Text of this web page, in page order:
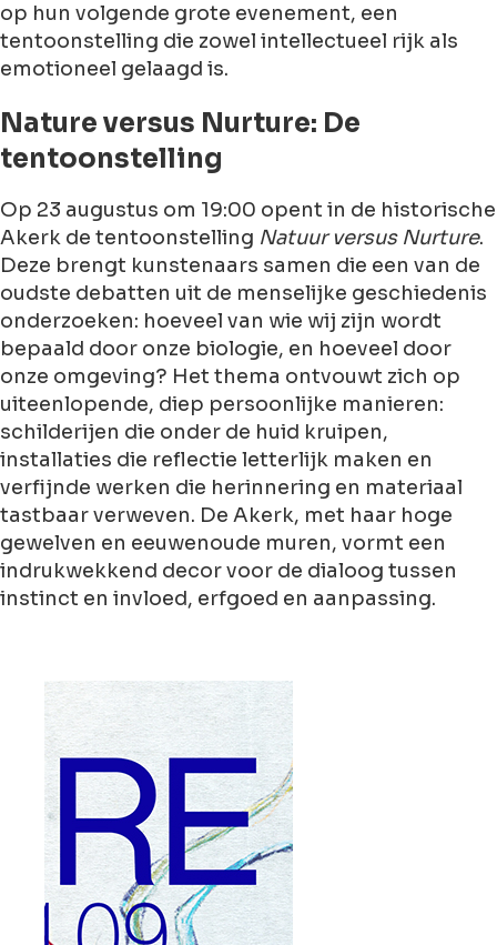
op hun volgende grote evenement, een
tentoonstelling die zowel intellectueel rijk als
emotioneel gelaagd is.
Nature versus Nurture: De
tentoonstelling
Op 23 augustus om 19:00 opent in de historische
Akerk de tentoonstelling Natuur versus Nurture.
Deze brengt kunstenaars samen die een van de
oudste debatten uit de menselijke geschiedenis
onderzoeken: hoeveel van wie wij zijn wordt
bepaald door onze biologie, en hoeveel door
onze omgeving? Het thema ontvouwt zich op
uiteenlopende, diep persoonlijke manieren:
schilderijen die onder de huid kruipen,
installaties die reflectie letterlijk maken en
verfijnde werken die herinnering en materiaal
tastbaar verweven. De Akerk, met haar hoge
gewelven en eeuwenoude muren, vormt een
indrukwekkend decor voor de dialoog tussen
instinct en invloed, erfgoed en aanpassing.